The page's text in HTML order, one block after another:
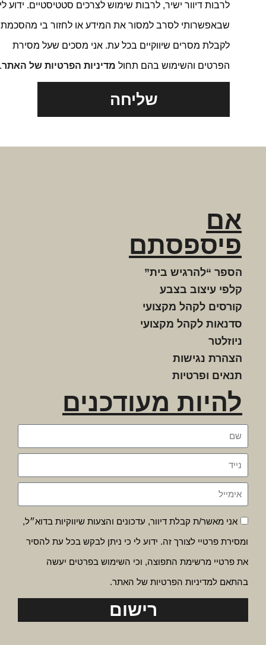
לרבות דיוור ישיר, לרבות שימוש לצרכים סטטיסטיים. ידוע לי
שבאפשרותי לסרב למסור את המידע או לחזור בי מהסכמתי
לקבלת מסרים שיווקיים בכל עת. אני מסכים שעל מסירת
הפרטים והשימוש בהם תחולמדיניות הפרטיות של האתר.
שליחה
אם
פיספסתם
הספר “להרגיש בית”
קלפי עיצוב בצבע
קורסים לקהל מקצועי
סדנאות לקהל מקצועי
ניוזלטר
הצהרת נגישות
תנאים ופרטיות
להיות מעודכנים
אני מאשר/ת קבלת דיוור, עדכונים והצעות שיווקיות בדוא״ל,
ומסירת פרטיי לצורך זה. ידוע לי כי ניתן לבקש בכל עת להסיר
את פרטיי מרשימת התפוצה, וכי השימוש בפרטים יעשה
בהתאם למדיניות הפרטיות של האתר.
רישום